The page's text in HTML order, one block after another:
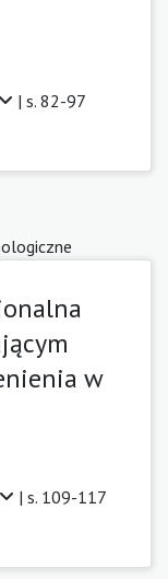
| s. 82-97
w
| s. 109-117